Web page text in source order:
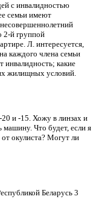
с инвалидностью
семьи имеют
2-й группой
Л. интересуется,
каждого члена семьи
инвалидность; какие
жилищных условий.
и -15. Хожу в линзах и
Что будет, если я
окулиста? Могут ли
Беларусь 3